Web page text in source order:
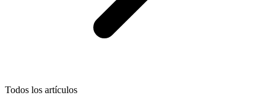
Todos los artículos